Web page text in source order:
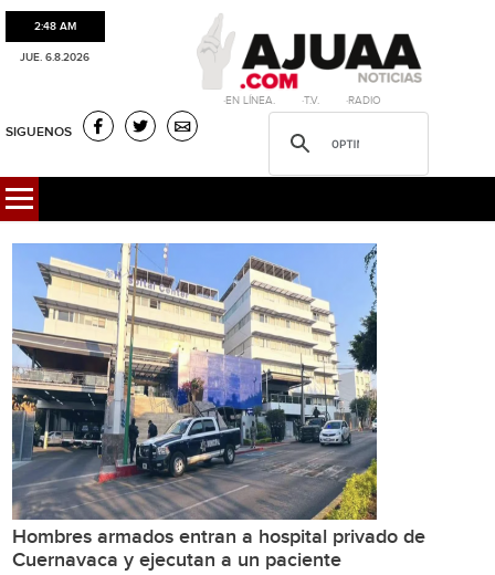
2:48 AM
JUE. 6.8.2026
·EN LÍNEA. ·T.V. ·RADIO
SIGUENOS
Hombres armados entran a hospital privado de
Cuernavaca y ejecutan a un paciente